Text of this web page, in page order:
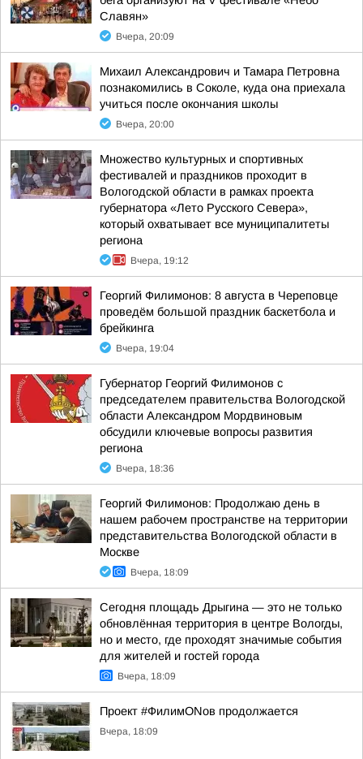
Славян»
Вчера, 20:09
Михаил Александрович и Тамара Петровна
познакомились в Соколе, куда она приехала
учиться после окончания школы
Вчера, 20:00
Множество культурных и спортивных
фестивалей и праздников проходит в
Вологодской области в рамках проекта
губернатора «Лето Русского Севера»,
который охватывает все муниципалитеты
региона
Вчера, 19:12
Георгий Филимонов: 8 августа в Череповце
проведём большой праздник баскетбола и
брейкинга
Вчера, 19:04
Губернатор Георгий Филимонов с
председателем правительства Вологодской
области Александром Мордвиновым
обсудили ключевые вопросы развития
региона
Вчера, 18:36
Георгий Филимонов: Продолжаю день в
нашем рабочем пространстве на территории
представительства Вологодской области в
Москве
Вчера, 18:09
Сегодня площадь Дрыгина — это не только
обновлённая территория в центре Вологды,
но и место, где проходят значимые события
для жителей и гостей города
Вчера, 18:09
Проект #ФилимONов продолжается
Вчера, 18:09